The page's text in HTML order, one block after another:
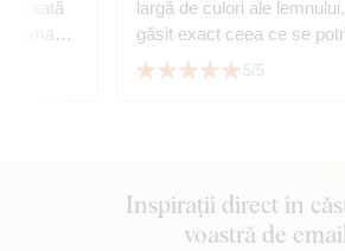
ultima
largă de culori ale
găsit exact ceea ce se
cu mobilierul. Montaj ușor
😊
5/5
Inspirații direct în
voastră de